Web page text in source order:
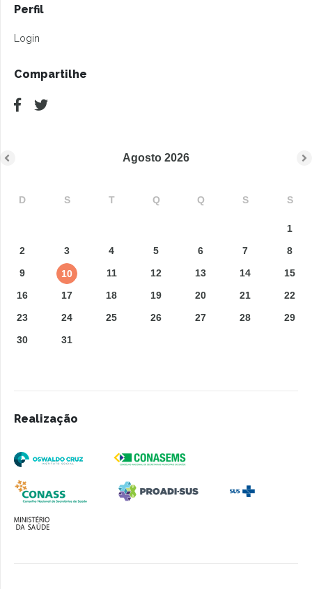
Perfil
Login
Compartilhe
Agosto 2026
D S T Q Q S S
1
2
3 4 5 6 7
8
9
10 11 12 13 14
15
16
17 18 19 20 21
22
23
24 25 26 27 28
29
30
31
Realização